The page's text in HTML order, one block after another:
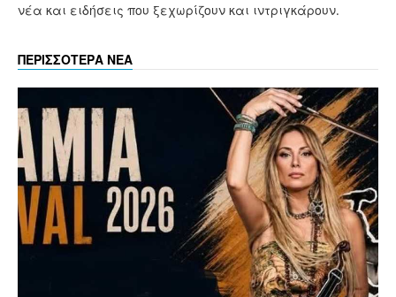
νέα και ειδήσεις που ξεχωρίζουν και ιντριγκάρουν.
ΠΕΡΙΣΣΟΤΕΡΑ ΝΕΑ